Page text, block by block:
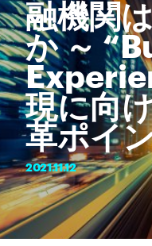
融機関
か ～
現に向
革ポイ
2021.11.12